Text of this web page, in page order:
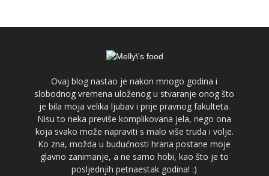
Ovaj blog nastao je nakon mnogo godina i
slobodnog vremena uloženog u stvaranje onog što
je bila moja velika ljubav i prije pravnog fakulteta.
Nisu to neka previše komplikovana jela, nego ona
koja svako može napraviti s malo više truda i volje.
Ko zna, možda u budućnosti hrana postane moje
glavno zanimanje, a ne samo hobi, kao što je to
posljednjih petnaestak godina! :)